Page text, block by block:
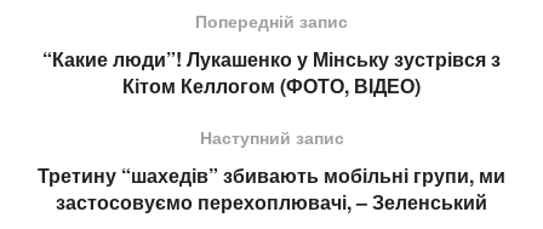
Попередній запис
“Какие люди”! Лукашенко у Мінську зустрівся з
Кітом Келлогом (ФОТО, ВІДЕО)
Наступний запис
Третину “шахедів” збивають мобільні групи, ми
застосовуємо перехоплювачі, – Зеленський